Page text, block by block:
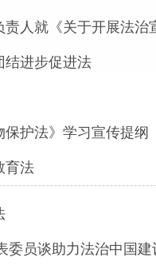
人就《关于开展法
结进步促进法
保护法》学习宣传提纲
育法
委员谈助力法治中国建